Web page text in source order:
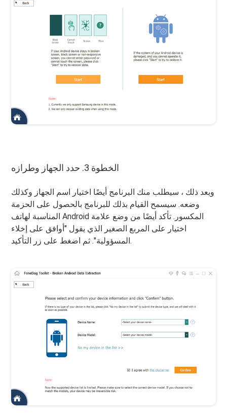
الخطوة 3. حدد الجهاز وطرازه
وبعد ذلك ، سيطلب منك البرنامج أيضًا اختيار اسم الجهاز وكذلك
وضعه. سيسمح القيام بذلك للبرنامج بالحصول على الحزمة
المناسبة لهاتف Android المكسور. تأكد أيضًا من وضع علامة
اختيار على المربع الصغير الذي يقول "أوافق على إخلاء
المسؤولية". ثم اضغط على زر التأكيد.